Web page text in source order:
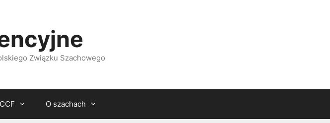
Związku Szachowego
O szachach